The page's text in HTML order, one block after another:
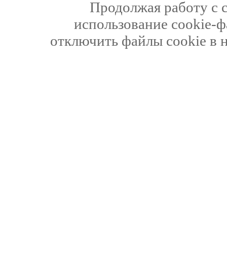
Продолжая работу с
использование cookie-
отключить файлы cookie в